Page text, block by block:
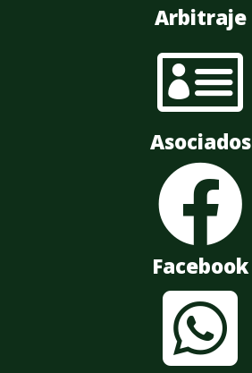
Arbitraje

Asociados

Facebook
